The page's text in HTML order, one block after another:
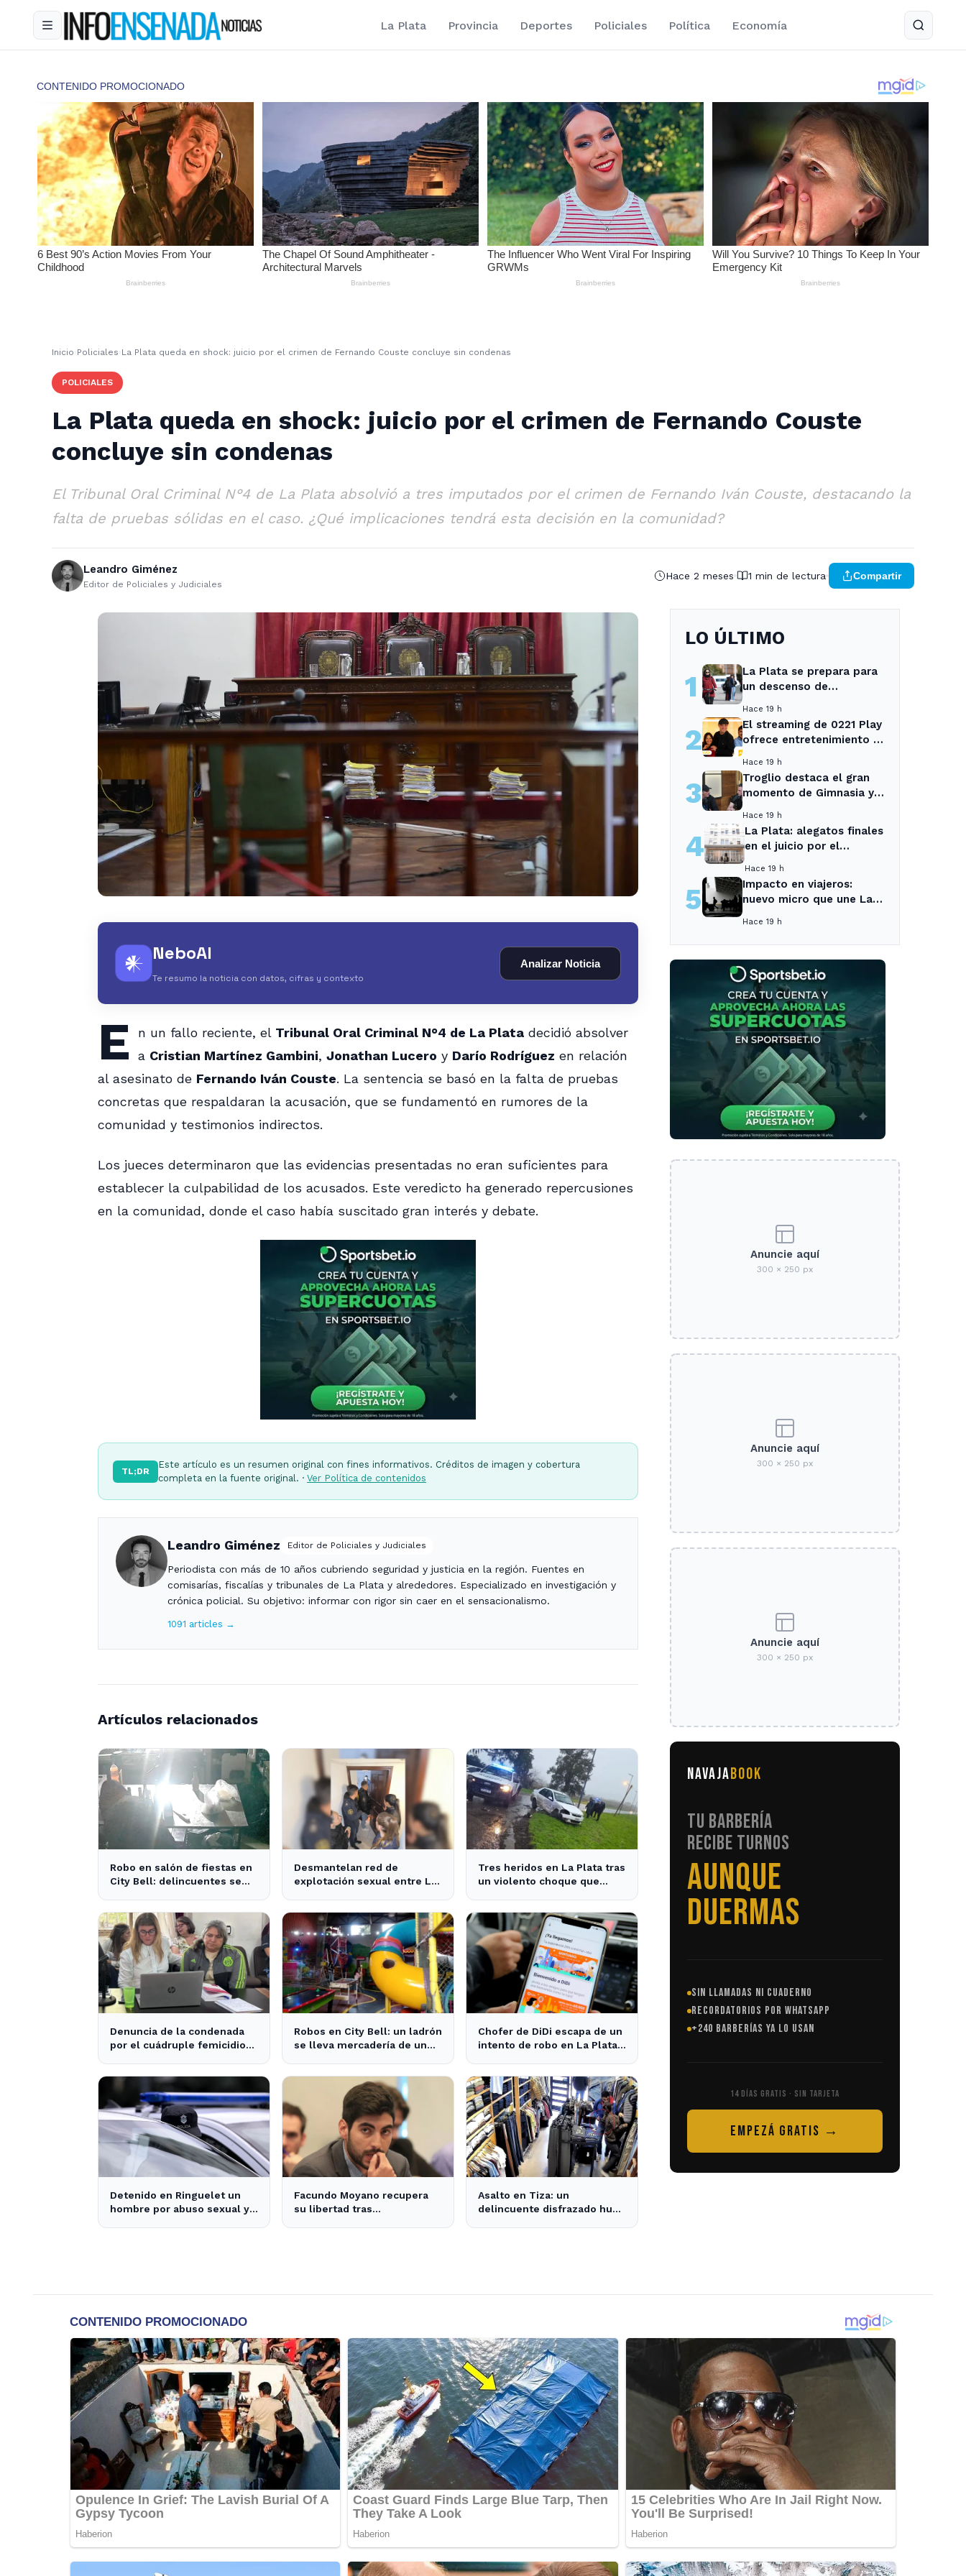
La Plata Provincia Deportes Policiales Política Economía
Inicio ›Policiales ›La Plata queda en shock: juicio por el crimen de Fernando Couste concluye sin condenas
POLICIALES
La Plata queda en shock: juicio por el crimen de Fernando Couste
concluye sin condenas
El Tribunal Oral Criminal N°4 de La Plata absolvió a tres imputados por el crimen de Fernando Iván Couste, destacando la
falta de pruebas sólidas en el caso. ¿Qué implicaciones tendrá esta decisión en la comunidad?
Leandro Giménez
Editor de Policiales y Judiciales
Hace 2 meses 1 min de lectura Compartir
𒀭 NeboAI
Te resumo la noticia con datos, cifras y contexto
Analizar Noticia
E n un fallo reciente, el Tribunal Oral Criminal N°4 de La Platadecidió absolver
a Cristian Martínez Gambini, Jonathan Lucero y Darío Rodríguez en relación
al asesinato de Fernando Iván Couste. La sentencia se basó en la falta de pruebas
concretas que respaldaran la acusación, que se fundamentó en rumores de la
comunidad y testimonios indirectos.
Los jueces determinaron que las evidencias presentadas no eran suficientes para
establecer la culpabilidad de los acusados. Este veredicto ha generado repercusiones
en la comunidad, donde el caso había suscitado gran interés y debate.
TL;DR
Este artículo es un resumen original con fines informativos. Créditos de imagen y cobertura
completa en la fuente original. · Ver Política de contenidos
Leandro Giménez Editor de Policiales y Judiciales
Periodista con más de 10 años cubriendo seguridad y justicia en la región. Fuentes en
comisarías, fiscalías y tribunales de La Plata y alrededores. Especializado en investigación y
crónica policial. Su objetivo: informar con rigor sin caer en el sensacionalismo.
1091 articles →
Artículos relacionados
Robo en salón de fiestas en
City Bell: delincuentes se
Desmantelan red de
explotación sexual entre La
Tres heridos en La Plata tras
un violento choque que
Denuncia de la condenada
por el cuádruple femicidio
Robos en City Bell: un ladrón
se lleva mercadería de un
Chofer de DiDi escapa de un
intento de robo en La Plata;
Detenido en Ringuelet un
hombre por abuso sexual y
Facundo Moyano recupera
su libertad tras
Asalto en Tiza: un
delincuente disfrazado huye
LO ÚLTIMO
1
La Plata se prepara para
un descenso de
Hace 19 h
2
El streaming de 0221 Play
ofrece entretenimiento y
Hace 19 h
3
Troglio destaca el gran
momento de Gimnasia y
entrenador
Hace 19 h
4
La Plata: alegatos finales
en el juicio por el
Hace 19 h
5
Impacto en viajeros:
nuevo micro que une La
tramo específico
Hace 19 h
Anuncie aquí
300 × 250 px
Anuncie aquí
300 × 250 px
Anuncie aquí
300 × 250 px
NAVAJABOOK
TU BARBERÍA
RECIBE TURNOS
SIN LLAMADAS
SIN LLAMADAS NI CUADERNO
RECORDATORIOS POR WHATSAPP
+240 BARBERÍAS YA LO USAN
14 DÍAS GRATIS · SIN TARJETA
EMPEZÁ GRATIS →